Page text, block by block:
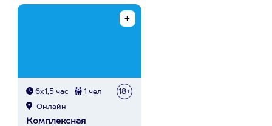
6х1,5 час 1 чел 18+
Онлайн
Комплексная